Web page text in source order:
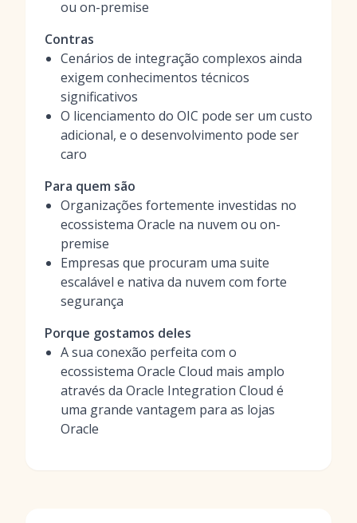
ou on-premise
Contras
Cenários de integração complexos ainda
exigem conhecimentos técnicos
significativos
O licenciamento do OIC pode ser um custo
adicional, e o desenvolvimento pode ser
caro
Para quem são
Organizações fortemente investidas no
ecossistema Oracle na nuvem ou on-
premise
Empresas que procuram uma suite
escalável e nativa da nuvem com forte
segurança
Porque gostamos deles
A sua conexão perfeita com o
ecossistema Oracle Cloud mais amplo
através da Oracle Integration Cloud é
uma grande vantagem para as lojas
Oracle